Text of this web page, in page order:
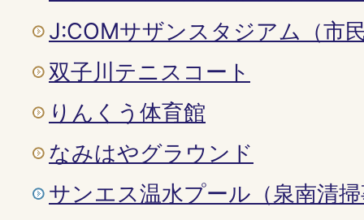
J:COMサザンスタジアム（市
双子川テニスコート
りんくう体育館
なみはやグラウンド
サンエス温水プール（泉南清